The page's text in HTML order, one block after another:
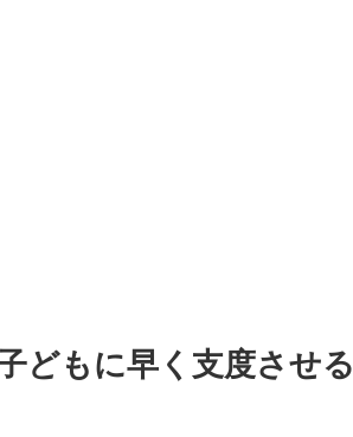
どもに早く支度させる